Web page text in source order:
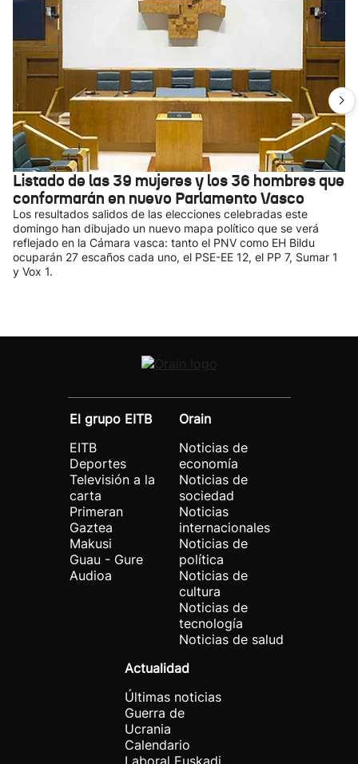
Listado de las 39 mujeres y los 36 hombres que
conformarán en nuevo Parlamento Vasco
Los resultados salidos de las elecciones celebradas este
domingo han dibujado un nuevo mapa político que se verá
reflejado en la Cámara vasca: tanto el PNV como EH Bildu
ocuparán 27 escaños cada uno, el PSE-EE 12, el PP 7, Sumar 1
y Vox 1.
El grupo EITB
EITB
Deportes
Televisión a la
carta
Primeran
Gaztea
Makusi
Guau - Gure
Audioa
Orain
Noticias de
economía
Noticias de
sociedad
Noticias
internacionales
Noticias de
política
Noticias de
cultura
Noticias de
tecnología
Noticias de salud
Actualidad
Últimas noticias
Guerra de
Ucrania
Calendario
Laboral Euskadi